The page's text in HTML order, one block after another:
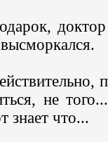
не
знает что...